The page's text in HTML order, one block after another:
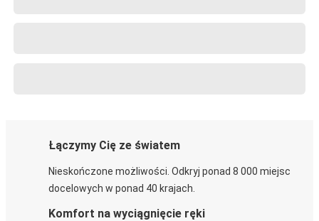
Łączymy Cię ze światem
Nieskończone możliwości. Odkryj ponad 8 000 miejsc
docelowych w ponad 40 krajach.
Komfort na wyciągnięcie ręki